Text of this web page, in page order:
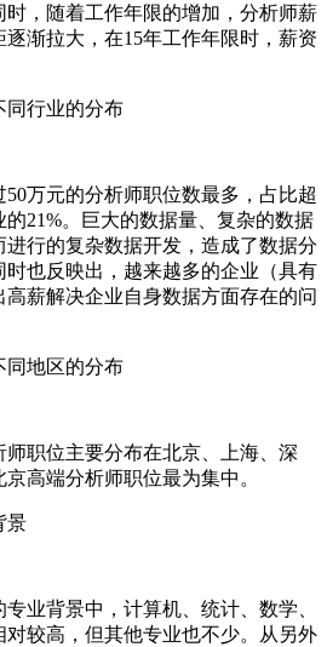
，随着工作年限的增加，分析师薪
渐拉大，在15年工作年限时，薪资
同行业的分布
万元的分析师职位数最多，占比超
21%。巨大的数据量、复杂的数据
行的复杂数据开发，造成了数据分
也反映出，越来越多的企业（具有
薪解决企业自身数据方面存在的问
同地区的分布
师职位主要分布在北京、上海、深
高端分析师职位最为集中。
景
业背景中，计算机、统计、数学、
较高，但其他专业也不少。从另外